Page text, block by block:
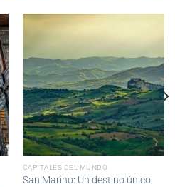
CAPITALES DEL MUNDO
San Marino: Un destino único